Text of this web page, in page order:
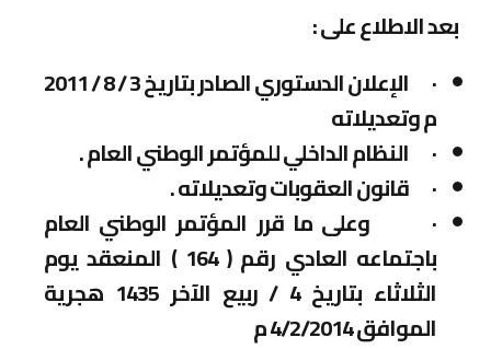
بعد الاطلاع على :
·
الإعلان الدستوري الصادر بتاريخ 3 / 8 / 2011
م وتعديلاته
· النظام الداخلي للمؤتمر الوطني العام .
· قانون العقوبات وتعديلاته .
·وعلى ما قرر المؤتمر الوطني العام
باجتماعه العادي رقم ( 164 ) المنعقد يوم
الثلاثاء بتاريخ 4 / ربيع الآخر 1435 هجرية
الموافق 4/2/2014 م